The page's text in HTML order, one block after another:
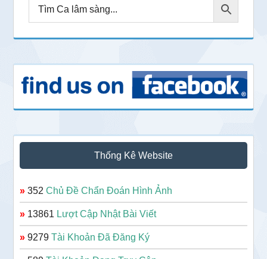
Thống Kê Website
» 352Chủ Đề Chẩn Đoán Hình Ảnh
» 13861 Lượt Cập Nhật Bài Viết
» 9279Tài Khoản Đã Đăng Ký